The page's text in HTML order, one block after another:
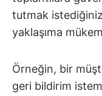
tutmak
yaklaşıma
Örneğin, bir
geri bildirim